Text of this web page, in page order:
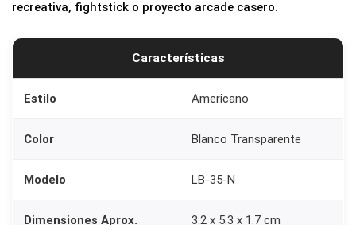
recreativa, fightstick o proyecto arcade casero.
Características
Estilo Americano
Color Blanco Transparente
Modelo LB-35-N
Dimensiones Aprox. 3.2 x 5.3 x 1.7 cm